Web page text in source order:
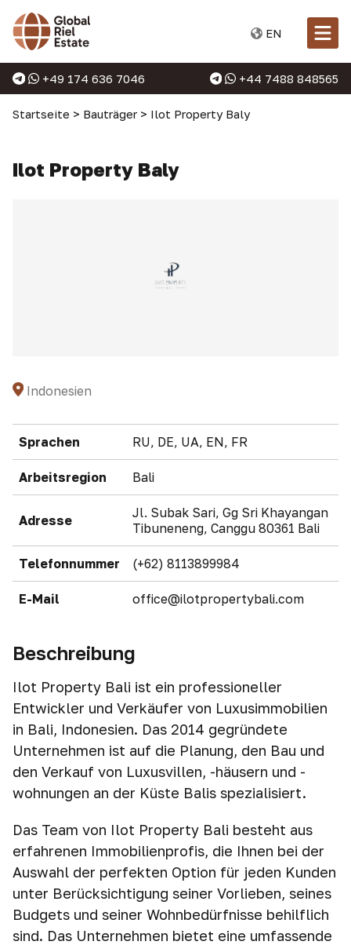
EN
+49 174 636 7046 +44 7488 848565
Startseite > Bauträger > Ilot Property Baly
Ilot Property Baly
Indonesien
Sprachen RU, DE, UA, EN, FR
Arbeitsregion Bali
Adresse
Jl. Subak Sari, Gg Sri Khayangan
Tibuneneng, Canggu 80361 Bali
Telefonnummer (+62) 8113899984
E-Mail office@ilotpropertybali.com
Beschreibung
Ilot Property Bali ist ein professioneller
Entwickler und Verkäufer von Luxusimmobilien
in Bali, Indonesien. Das 2014 gegründete
Unternehmen ist auf die Planung, den Bau und
den Verkauf von Luxusvillen, -häusern und -
wohnungen an der Küste Balis spezialisiert.
Das Team von Ilot Property Bali besteht aus
erfahrenen Immobilienprofis, die Ihnen bei der
Auswahl der perfekten Option für jeden Kunden
unter Berücksichtigung seiner Vorlieben, seines
Budgets und seiner Wohnbedürfnisse behilflich
sind. Das Unternehmen bietet eine umfassende